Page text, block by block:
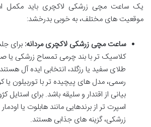
یک ساعت مچی زرشکی لاکچری باید مکمل
موقعیت های مختلف، به خوبی بدرخشد:
ساعت مچی زرشکی لاکچری مردانه: برای
کلاسیک تر با بند چرمی تمساح زرشکی
طلای سفید یا رزگلد، انتخابی ایده آل
رسمی، مدل های پیچیده تر با توربیلون یا
بیانی از اقتدار و سلیقه باشد. برای
اسپرت تر از برندهایی مانند هابلوت یا
زرشکی، گزینه های جذابی هستند.